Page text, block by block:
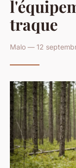
traque
Malo — 12